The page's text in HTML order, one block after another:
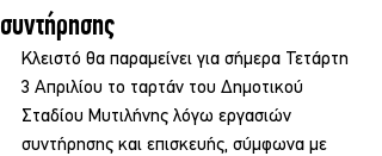
συντήρησης
Κλειστό θα παραμείνει για σήμερα Τετάρτη
3 Απριλίου το ταρτάν του Δημοτικού
Σταδίου Μυτιλήνης λόγω εργασιών
συντήρησης και επισκευής, σύμφωνα με